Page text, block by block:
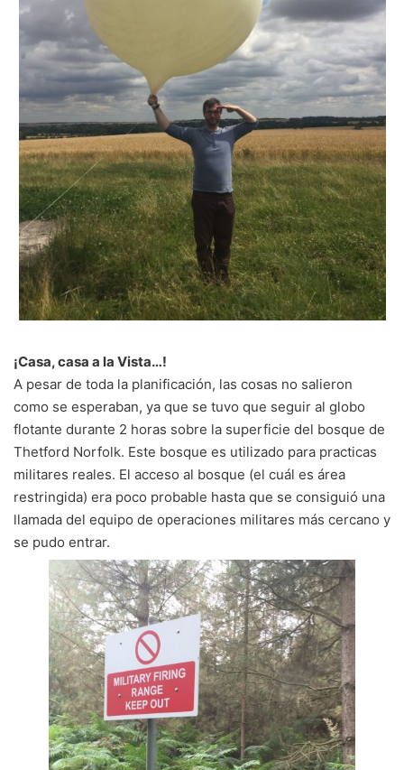
¡Casa, casa a la Vista…!
A pesar de toda la planificación, las cosas no salieron
como se esperaban, ya que se tuvo que seguir al globo
flotante durante 2 horas sobre la superficie del bosque de
Thetford Norfolk. Este bosque es utilizado para practicas
militares reales. El acceso al bosque (el cuál es área
restringida) era poco probable hasta que se consiguió una
llamada del equipo de operaciones militares más cercano y
se pudo entrar.